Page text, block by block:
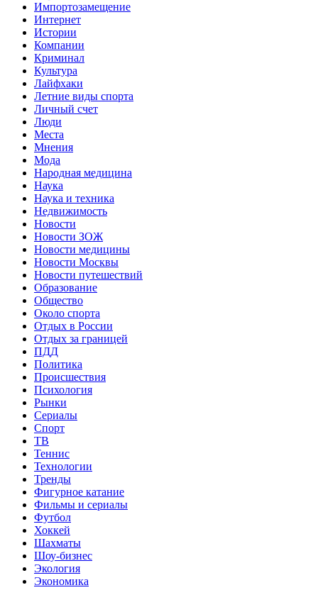
Импортозамещение
Интернет
Истории
Компании
Криминал
Культура
Лайфхаки
Летние виды спорта
Личный счет
Люди
Места
Мнения
Мода
Народная медицина
Наука
Наука и техника
Недвижимость
Новости
Новости ЗОЖ
Новости медицины
Новости Москвы
Новости путешествий
Образование
Общество
Около спорта
Отдых в России
Отдых за границей
ПДД
Политика
Происшествия
Психология
Рынки
Сериалы
Спорт
ТВ
Теннис
Технологии
Тренды
Фигурное катание
Фильмы и сериалы
Футбол
Хоккей
Шахматы
Шоу-бизнес
Экология
Экономика